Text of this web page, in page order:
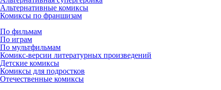
Альтернативные комиксы
Комиксы по франшизам
По фильмам
По играм
По мультфильмам
Комикс-версии литературных произведений
Детские комиксы
Комиксы для подростков
Отечественные комиксы